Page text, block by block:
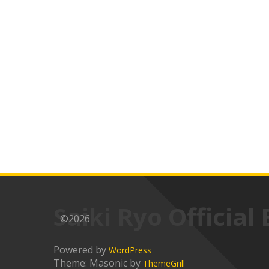
Saiki Ryo Official
©2026
Powered by WordPress
Theme: Masonic by ThemeGrill